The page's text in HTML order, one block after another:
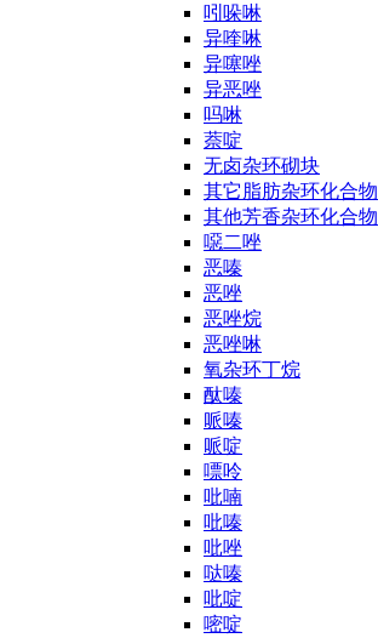
吲哚啉
异喹啉
异噻唑
异恶唑
吗啉
萘啶
无卤杂环砌块
其它脂肪杂环化合物
其他芳香杂环化合物
噁二唑
恶嗪
恶唑
恶唑烷
恶唑啉
氧杂环丁烷
酞嗪
哌嗪
哌啶
嘌呤
吡喃
吡嗪
吡唑
哒嗪
吡啶
嘧啶